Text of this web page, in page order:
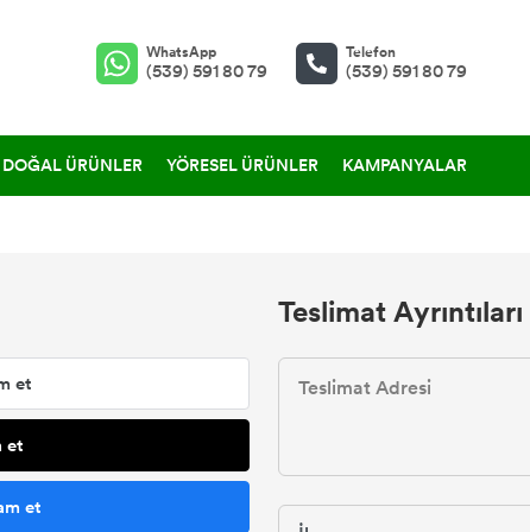
WhatsApp
(539) 591 80 79
Telefon
(539) 591 80 79
DOĞAL ÜRÜNLER YÖRESEL ÜRÜNLER KAMPANYALAR
et
et
et
Teslimat Ayrıntıları